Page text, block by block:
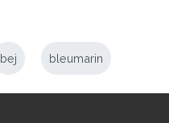
bej bleumarin